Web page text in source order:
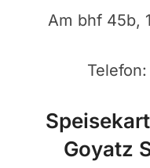
Am bhf 45b,
Telefon:
Goyatz